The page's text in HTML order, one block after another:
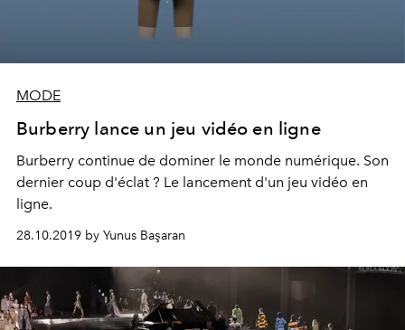
MODE
Burberry lance un jeu vidéo en ligne
Burberry continue de dominer le monde numérique. Son
dernier coup d'éclat ? Le lancement d'un jeu vidéo en
ligne.
28.10.2019 by Yunus Başaran